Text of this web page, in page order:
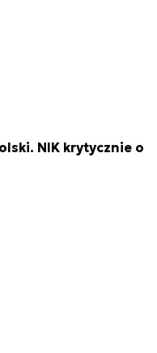
NIK krytycznie o